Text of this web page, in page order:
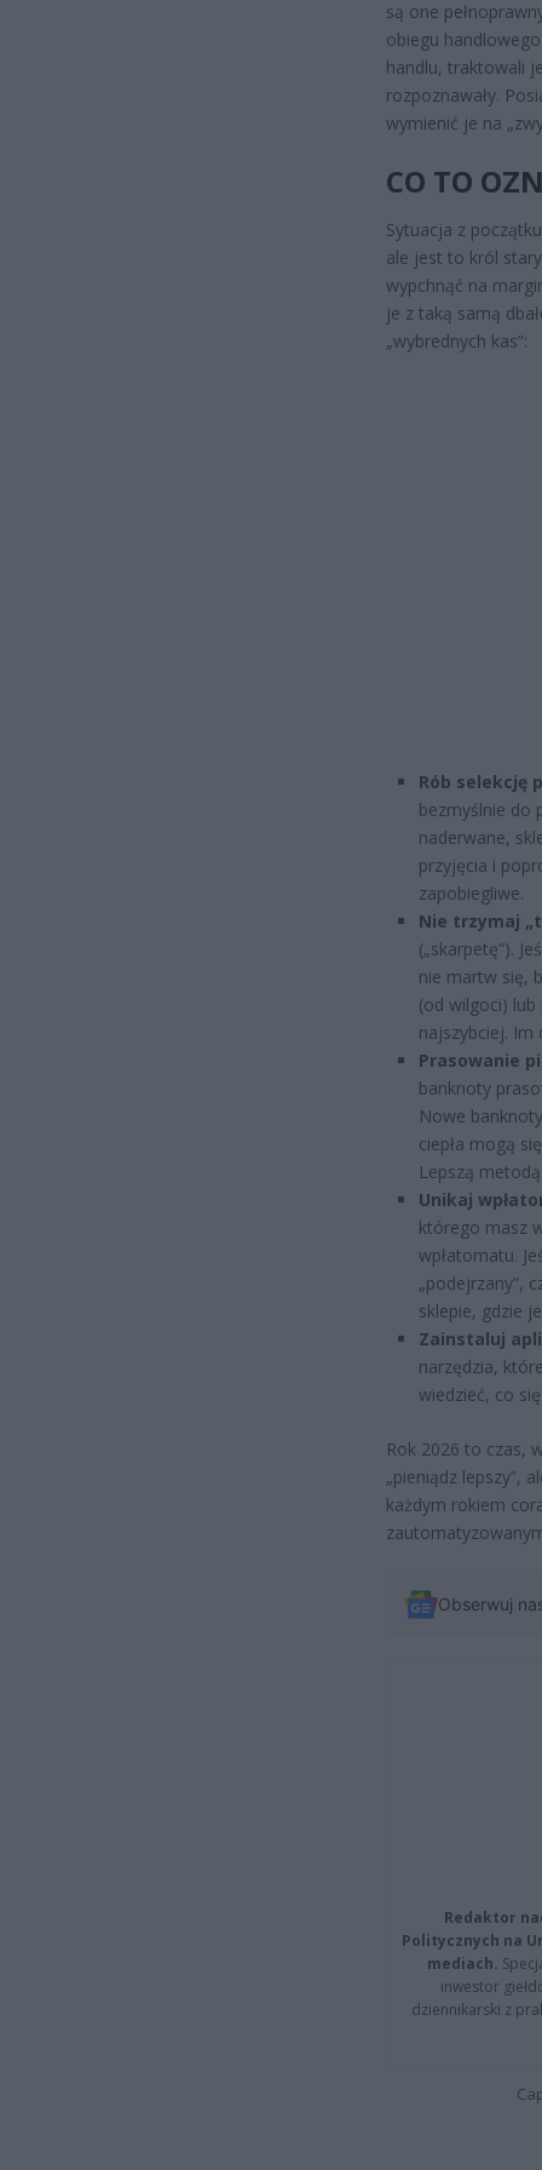
są one
obiegu
handlu, traktowali
rozpoznawały.
wymienić je na
CO TO
Sytuacja z
ale jest to król
wypchnąć na
je z taką samą
„wybrednych kas”:
Rób selekcję
bezmyślnie do
naderwane,
przyjęcia i
zapobiegliwe.
Nie trzymaj
(„skarpetę”).
nie martw się,
(od wilgoci)
najszybciej. Im
Prasowanie
banknoty
Nowe
ciepła mogą
Lepszą
Unikaj
którego masz
wpłatomatu.
„podejrzany”,
sklepie, gdzie
Zainstaluj
narzędzia,
wiedzieć, co
Rok 2026 to czas,
„pieniądz lepszy”,
każdym rokiem
Obserwuj
Redaktor
Politycznych na
mediach.
inwestor
dziennikarski z